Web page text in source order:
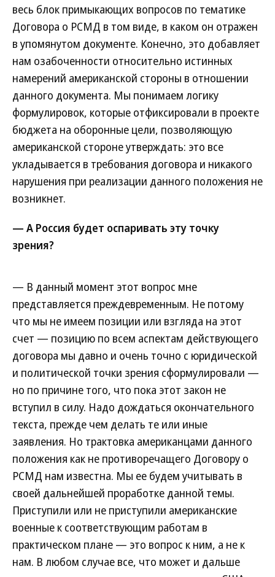
весь блок примыкающих вопросов по тематике
Договора о РСМД в том виде, в каком он отражен
в упомянутом документе. Конечно, это добавляет
нам озабоченности относительно истинных
намерений американской стороны в отношении
данного документа. Мы понимаем логику
формулировок, которые отфиксировали в проекте
бюджета на оборонные цели, позволяющую
американской стороне утверждать: это все
укладывается в требования договора и никакого
нарушения при реализации данного положения не
возникнет.
— А Россия будет оспаривать эту точку
зрения?
— В данный момент этот вопрос мне
представляется преждевременным. Не потому
что мы не имеем позиции или взгляда на этот
счет — позицию по всем аспектам действующего
договора мы давно и очень точно с юридической
и политической точки зрения сформулировали —
но по причине того, что пока этот закон не
вступил в силу. Надо дождаться окончательного
текста, прежде чем делать те или иные
заявления. Но трактовка американцами данного
положения как не противоречащего Договору о
РСМД нам известна. Мы ее будем учитывать в
своей дальнейшей проработке данной темы.
Приступили или не приступили американские
военные к соответствующим работам в
практическом плане — это вопрос к ним, а не к
нам. В любом случае все, что может и дальше